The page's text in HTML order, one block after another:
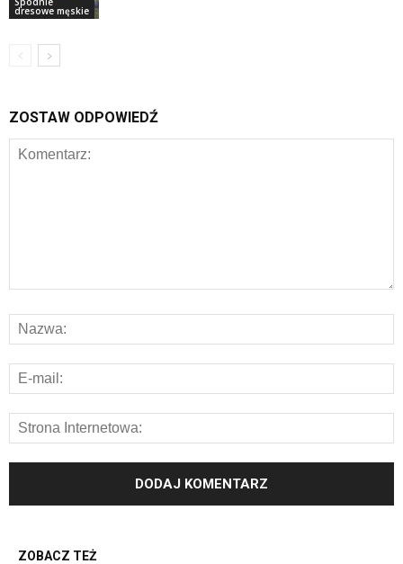
dresowe męskie
ZOSTAW ODPOWIEDŹ
ZOBACZ TEŻ